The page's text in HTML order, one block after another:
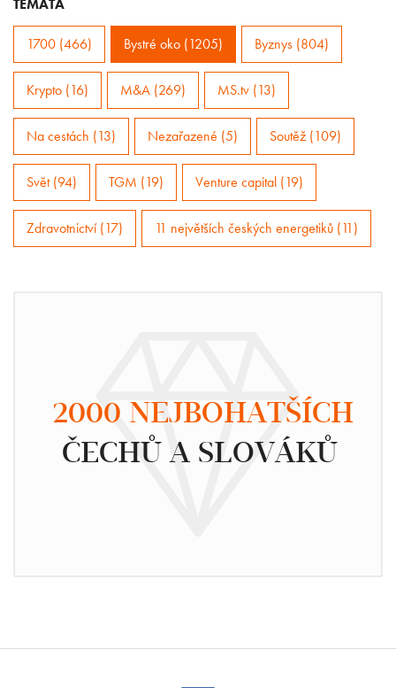
TÉMATA
1700 (466) Bystré oko (1205) Byznys (804)
Krypto (16) M&A (269) MS.tv (13)
Na cestách (13) Nezařazené (5) Soutěž (109)
Svět (94) TGM (19) Venture capital (19)
Zdravotnictví (17) 11 největších českých energetiků (11)
2000 NEJBOHATŠÍCH
ČECHŮ A SLOVÁKŮ